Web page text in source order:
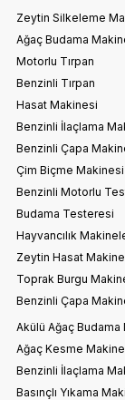
Zeytin Silkeleme
Ağaç Budama
Motorlu Tırpan
Benzinli Tırpan
Hasat Makinesi
Benzinli İlaçlama
Benzinli Çapa
Çim Biçme Makinesi
Benzinli Motorlu
Budama Testeresi
Hayvancılık
Zeytin Hasat
Toprak Burgu
Benzinli Çapa
Akülü Ağaç Budama
Ağaç Kesme
Benzinli İlaçlama
Basınçlı Yıkama